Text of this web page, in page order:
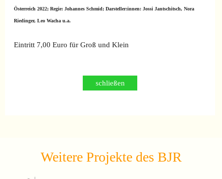
Österreich 2022; Regie: Johannes Schmid; Darsteller:innen: Jossi Jantschitsch, Nora
Riedinger, Leo Wacha u.a.
Eintritt 7,00 Euro für Groß und Klein
schließen
Weitere Projekte des BJR